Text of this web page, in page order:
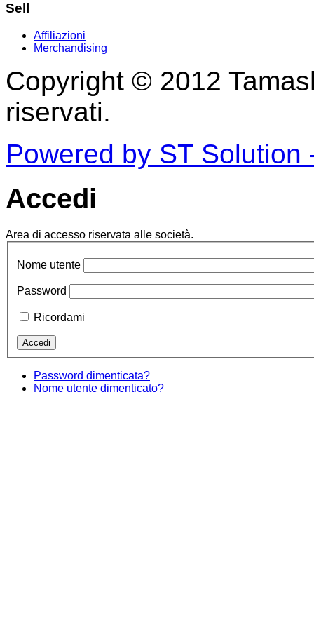
Sell
Affiliazioni
Merchandising
Copyright © 2012
riservati.
Powered by ST
Accedi
Area di accesso riservata alle società.
Nome utente
Password
Ricordami
Password dimenticata?
Nome utente dimenticato?